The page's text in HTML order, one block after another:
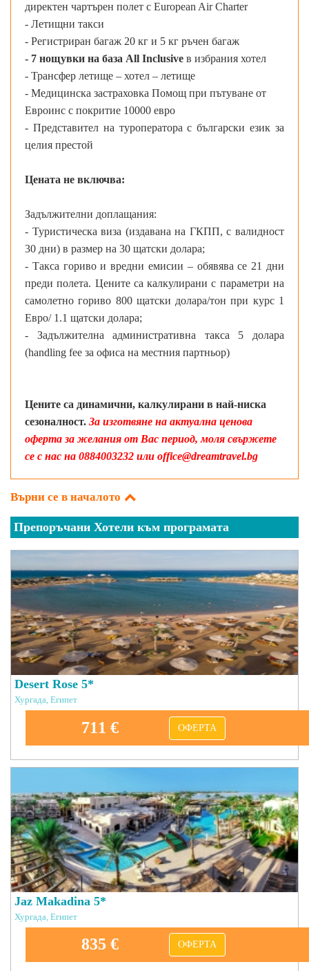
директен чартърен полет с European Air Charter
- Летищни такси
- Регистриран багаж 20 кг и 5 кг ръчен багаж
- 7 нощувки на база All Inclusive в избрания хотел
- Трансфер летище – хотел – летище
- Медицинска застраховка Помощ при пътуване от
Евроинс с покритие 10000 евро
- Представител на туроператора с български език за
целия престой
Цената не включва:
Задължителни доплащания:
- Туристическа виза (издавана на ГКПП, с валидност
30 дни) в размер на 30 щатски долара;
- Такса гориво и вредни емисии – обявява се 21 дни
преди полета. Цените са калкулирани с параметри на
самолетно гориво 800 щатски долара/тон при курс 1
Евро/ 1.1 щатски долара;
- Задължителна административна такса 5 долара
(handling fee за офиса на местния партньор)
Цените са динамични, калкулирани в най-ниска
сезоналност. За изготвяне на актуална ценова
оферта за желания от Вас период, моля свържете
се с нас на 0884003232 или office@dreamtravel.bg
Върни се в началото
Препоръчани Хотели към програмата
Desert Rose 5*
Хургада, Египет
711 € ОФЕРТА
Jaz Makadina 5*
Хургада, Египет
835 € ОФЕРТА